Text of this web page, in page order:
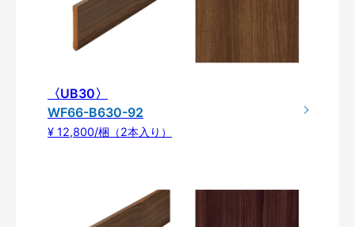
〈UB30〉
WF66-B630-92
¥ 12,800/梱（2本入り）